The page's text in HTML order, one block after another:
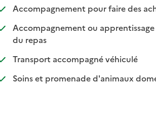
Accompagnement pour faire des
Accompagnement ou
du repas: disponible
: non disponible
Transport accompagné véhiculé
:
: non
Soins et promenade d'animaux